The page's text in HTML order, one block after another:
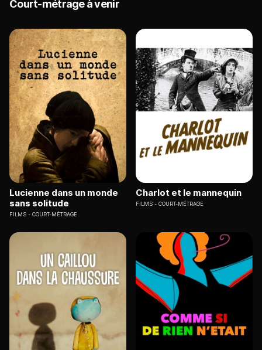
Court-métrage à venir
Lucienne dans un monde
sans solitude
FILMS COURT-MÉTRAGE
Charlot et le mannequin
FILMS COURT-MÉTRAGE